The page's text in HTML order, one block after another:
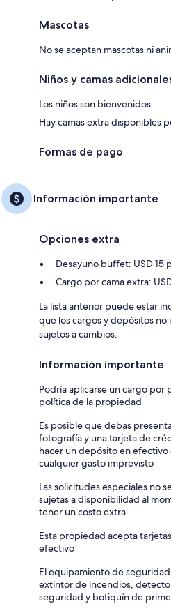
Mascotas
No se aceptan mascotas ni
Niños y camas
Los niños son bienvenidos.
Hay camas extra disponibles
Formas de pago
Información importante
Opciones extra
Desayuno buffet: USD 15
Cargo por cama extra:
La lista anterior puede estar
que los cargos y depósitos no
sujetos a cambios.
Información importante
Podría aplicarse un cargo por
política de la propiedad
Es posible que debas
fotografía y una tarjeta de
hacer un depósito en
cualquier gasto imprevisto
Las solicitudes especiales no
sujetas a disponibilidad al
tener un costo extra
Esta propiedad acepta
efectivo
El equipamiento de
extintor de incendios,
seguridad y botiquín de